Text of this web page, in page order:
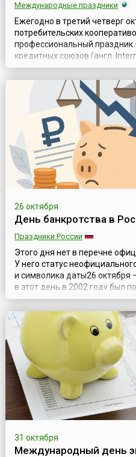
Международные праздники
Ежегодно в третий четверг
потребительских
профессиональный
кредитных союзов (англ.
всемирный праздник
пор является поводом для
мероприятий: дней открытых
филиалов,
26 октября
День банкротства в
Праздники России
Этого дня нет в перечне
У него статус
и символика даты26 октября
в этот день в 2002 году был
№ 127-ФЗ «О
принятия этого закона
стране было разрозненным и
закон неоднокра...
31 октября
Международный день